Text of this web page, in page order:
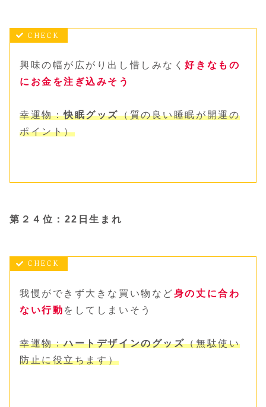
興味の幅が広がり出し惜しみなく好きなもの
にお金を注ぎ込みそう
幸運物：快眠グッズ（質の良い睡眠が開運の
ポイント）
第２４位：22日生まれ
我慢ができず大きな買い物など身の丈に合わ
ない行動 をしてしまいそう
幸運物：ハートデザインのグッズ（無駄使い
防止に役立ちます）